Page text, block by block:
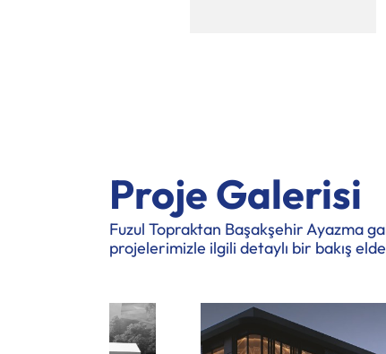
Proje Galerisi
Fuzul Topraktan Başakşehir Ayazma
projelerimizle ilgili detaylı bir bakış